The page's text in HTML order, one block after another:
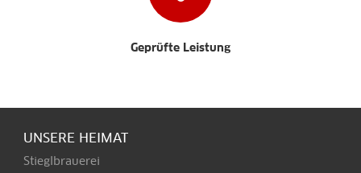
Geprüfte Leistung
UNSERE HEIMAT
Stieglbrauerei